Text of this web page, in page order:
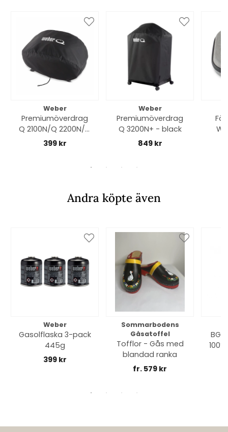
Weber
Premiumöverdrag
Q 2100N/Q 2200N/Q
2800N+ - black
399 kr
Weber
Premiumöverdrag
Q 3200N+ - black
849 kr
Andra köpte även
Weber
Gasolflaska 3-pack
445g
399 kr
Sommarbodens
Gåsatoffel
Tofflor - Gås med
blandad ranka
fr. 579 kr